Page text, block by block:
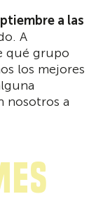
a las
A
qué grupo
los mejores
nosotros a